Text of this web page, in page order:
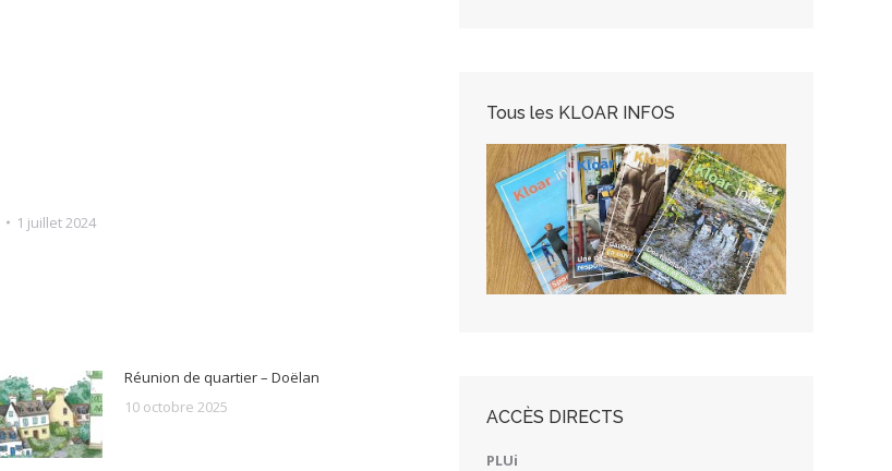
1 juillet 2024
Réunion de quartier – Doëlan
10 octobre 2025
Tous les KLOAR INFOS
ACCÈS DIRECTS
PLUi